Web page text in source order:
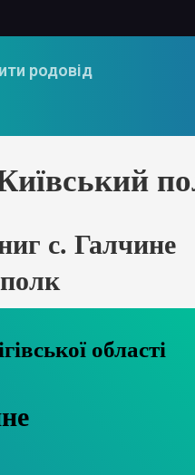
родовід
с. Галчине
Чернігівської області